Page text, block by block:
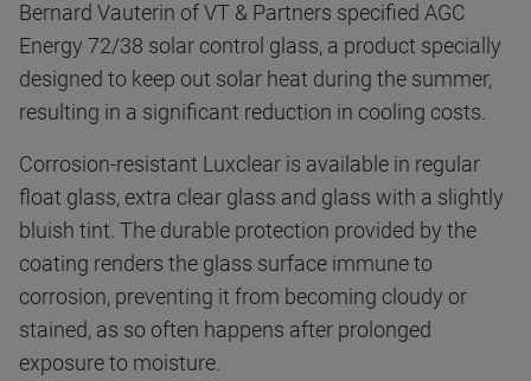
Bernard Vauterin of VT & Partners specified AGC
Energy 72/38 solar control glass, a product specially
designed to keep out solar heat during the summer,
resulting in a significant reduction in cooling costs.
Corrosion-resistant Luxclear is available in regular
float glass, extra clear glass and glass with a slightly
bluish tint. The durable protection provided by the
coating renders the glass surface immune to
corrosion, preventing it from becoming cloudy or
stained, as so often happens after prolonged
exposure to moisture.